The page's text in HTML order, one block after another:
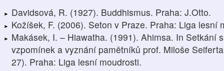
Davidsová, R. (1927). Buddhismus. Praha: J.Otto.
Kožíšek, F. (2006). Seton v Praze. Praha: Liga lesní
Makásek, I. – Hiawatha. (1991). Ahimsa. In Setkání
vzpomínek a vyznání pamětníků prof. Miloše
27). Praha: Liga lesní moudrosti.